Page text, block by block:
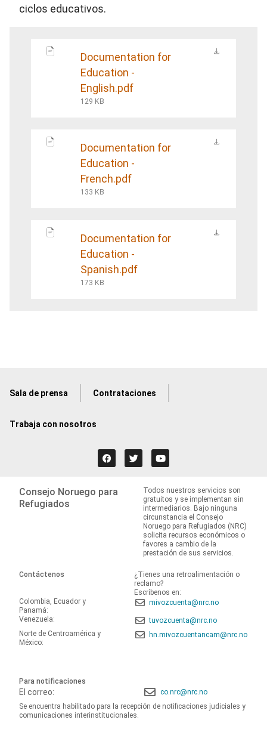
ciclos educativos.
Documentation for
Education -
English.pdf
129 KB
Documentation for
Education -
French.pdf
133 KB
Documentation for
Education -
Spanish.pdf
173 KB
Sala de prensa Contrataciones
Trabaja con nosotros
Consejo Noruego para
Refugiados
Todos nuestros servicios son
gratuitos y se implementan sin
intermediarios. Bajo ninguna
circunstancia el Consejo
Noruego para Refugiados (NRC)
solicita recursos económicos o
favores a cambio de la
prestación de sus servicios.
Contáctenos
¿Tienes una retroalimentación o
reclamo?
Escríbenos en:
Colombia, Ecuador y
Panamá:
mivozcuenta@nrc.no
Venezuela:
tuvozcuenta@nrc.no
Norte de Centroamérica y
México:
hn.mivozcuentancam@nrc.no
Para notificaciones
El correo:
co.nrc@nrc.no
Se encuentra habilitado para la recepción de notificaciones judiciales y
comunicaciones interinstitucionales.